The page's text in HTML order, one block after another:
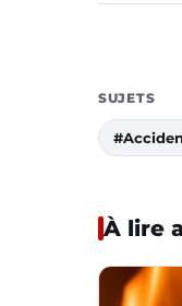
SUJETS
À lire